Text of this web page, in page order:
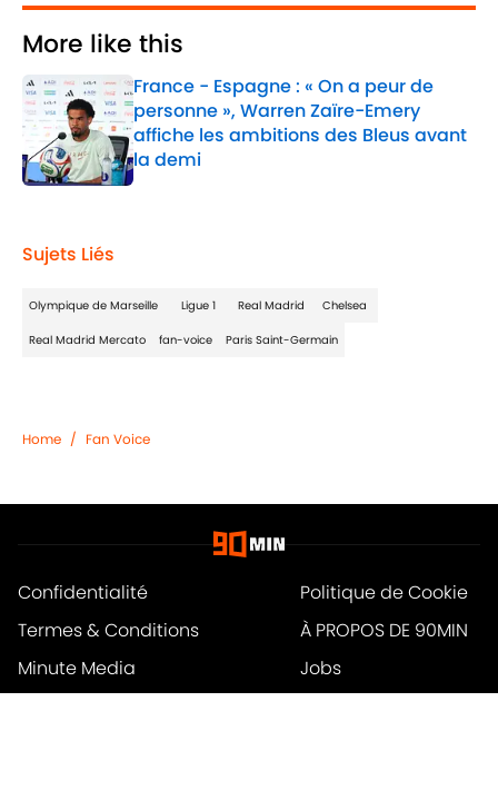
More like this
France - Espagne : « On a peur de
personne », Warren Zaïre-Emery
affiche les ambitions des Bleus avant
la demi
Published by on Invalid Date
Sujets Liés
Olympique de Marseille Ligue 1 Real Madrid Chelsea
Real Madrid Mercato fan-voice Paris Saint-Germain
Home / Fan Voice
Confidentialité
Politique de Cookie
Termes & Conditions
À PROPOS DE 90MIN
Minute Media
Jobs